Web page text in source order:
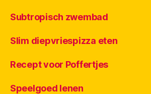
Subtropisch zwembad
Slim diepvriespizza eten
Recept voor Poffertjes
Speelgoed lenen